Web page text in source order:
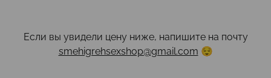
Если вы увидели цену ниже, напишите на почту
smehigrehsexshop@gmail.com 😌